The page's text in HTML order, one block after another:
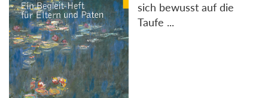
sich bewusst auf die
Taufe ...